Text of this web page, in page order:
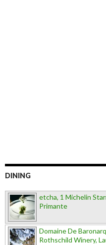
DINING
etcha, 1 Michelin
Primante
Domaine De
Rothschild Winery,